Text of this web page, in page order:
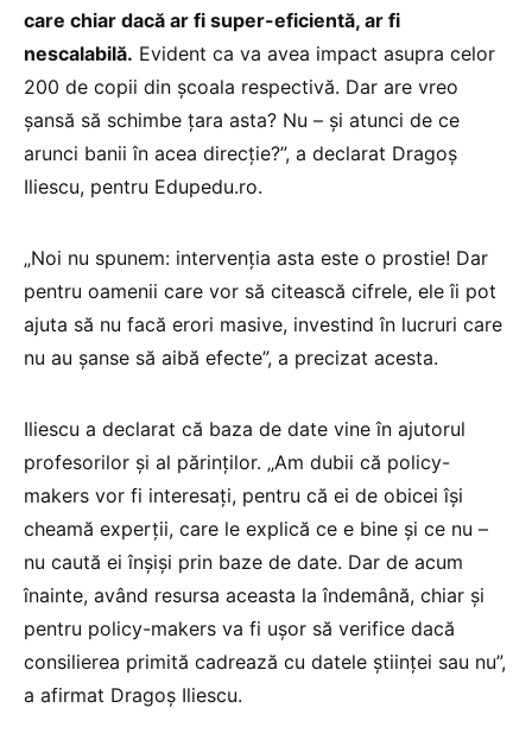
care chiar dacă ar fi super-eficientă, ar fi
nescalabilă. Evident ca va avea impact asupra celor
200 de copii din școala respectivă. Dar are vreo
șansă să schimbe țara asta? Nu – și atunci de ce
arunci banii în acea direcție?”, a declarat Dragoș
Iliescu, pentru Edupedu.ro.
„Noi nu spunem: intervenția asta este o prostie! Dar
pentru oamenii care vor să citească cifrele, ele îi pot
ajuta să nu facă erori masive, investind în lucruri care
nu au șanse să aibă efecte”, a precizat acesta.
Iliescu a declarat că baza de date vine în ajutorul
profesorilor și al părinților. „Am dubii că policy-
makers vor fi interesați, pentru că ei de obicei își
cheamă experții, care le explică ce e bine și ce nu –
nu caută ei înșiși prin baze de date. Dar de acum
înainte, având resursa aceasta la îndemână, chiar și
pentru policy-makers va fi ușor să verifice dacă
consilierea primită cadrează cu datele științei sau nu”,
a afirmat Dragoș Iliescu.